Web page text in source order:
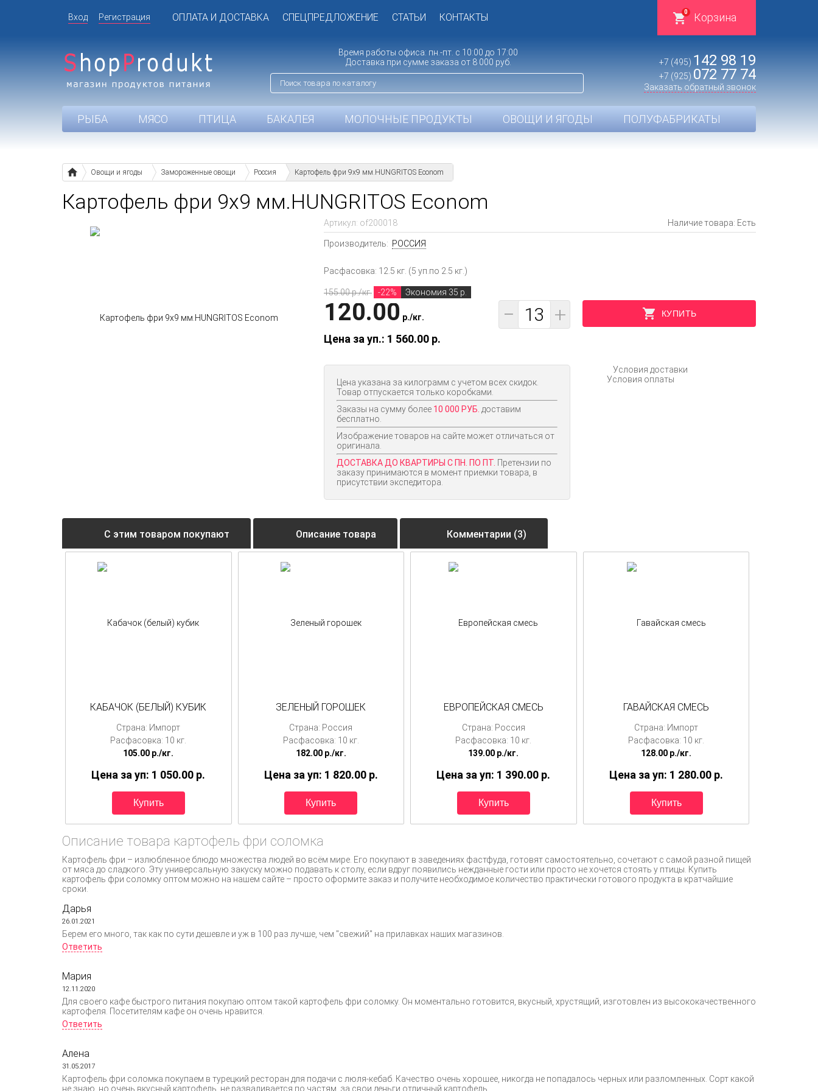
Корзина
0
Вход Регистрация ОПЛАТА И ДОСТАВКА СПЕЦПРЕДЛОЖЕНИЕ СТАТЬИ КОНТАКТЫ
+7 (495) 142 98 19
+7 (925) 072 77 74
Заказать обратный звонок
Время работы офиса: пн.-пт. с 10:00 до 17:00
Доставка при сумме заказа от 8 000 руб.
РЫБА МЯСО ПТИЦА БАКАЛЕЯ МОЛОЧНЫЕ ПРОДУКТЫ ОВОЩИ И ЯГОДЫ ПОЛУФАБРИКАТЫ
Овощи и ягоды Замороженные овощи Россия Картофель фри 9x9 мм.HUNGRITOS Econom
Картофель фри 9x9 мм.HUNGRITOS Econom
Артикул: of200018 Наличие товара: Есть
Производитель: РОССИЯ
Расфасовка: 12.5 кг. (5 уп.по 2.5 кг.)
155.00 p./кг. -22% Экономия 35 р.
120.00 p./кг.
Цена за уп.: 1 560.00 p.
− + КУПИТЬ
Цена указана за килограмм с учетом всех скидок.
Товар отпускается только коробками.
Заказы на сумму более 10 000 РУБ. доставим
бесплатно.
Изображение товаров на сайте может отличаться от
оригинала.
ДОСТАВКА ДО КВАРТИРЫ С ПН. ПО ПТ. Претензии по
заказу принимаются в момент приемки товара, в
присутствии экспедитора.
Условия доставки
Условия оплаты
С этим товаром покупают Описание товара Комментарии (3)
КАБАЧОК (БЕЛЫЙ) КУБИК
Страна: Импорт
Расфасовка: 10 кг.
105.00 p./кг.
Цена за уп: 1 050.00 p.
ЗЕЛЕНЫЙ ГОРОШЕК
Страна: Россия
Расфасовка: 10 кг.
182.00 p./кг.
Цена за уп: 1 820.00 p.
ЕВРОПЕЙСКАЯ СМЕСЬ
Страна: Россия
Расфасовка: 10 кг.
139.00 p./кг.
Цена за уп: 1 390.00 p.
ГАВАЙСКАЯ СМЕСЬ
Страна: Импорт
Расфасовка: 10 кг.
128.00 p./кг.
Цена за уп: 1 280.00 p.
Описание товара картофель фри соломка
Картофель фри – излюбленное блюдо множества людей во всём мире. Его покупают в заведениях фастфуда, готовят самостоятельно, сочетают с самой разной пищей
от мяса до сладкого. Эту универсальную закуску можно подавать к столу, если вдруг появились нежданные гости или просто не хочется стоять у птицы. Купить
картофель фри соломку оптом можно на нашем сайте – просто оформите заказ и получите необходимое количество практически готового продукта в кратчайшие
сроки.
Дарья
26.01.2021
Берем его много, так как по сути дешевле и уж в 100 раз лучше, чем "свежий" на прилавках наших магазинов.
Ответить
Мария
12.11.2020
Для своего кафе быстрого питания покупаю оптом такой картофель фри соломку. Он моментально готовится, вкусный, хрустящий, изготовлен из высококачественного
картофеля. Посетителям кафе он очень нравится.
Ответить
Алена
31.05.2017
Картофель фри соломка покупаем в турецкий ресторан для подачи с люля-кебаб. Качество очень хорошее, никогда не попадалось черных или разломленных. Сорт какой
не знаю, но очень вкусный картофель, не разваливается по частям. за свои деньги отличный картофель.